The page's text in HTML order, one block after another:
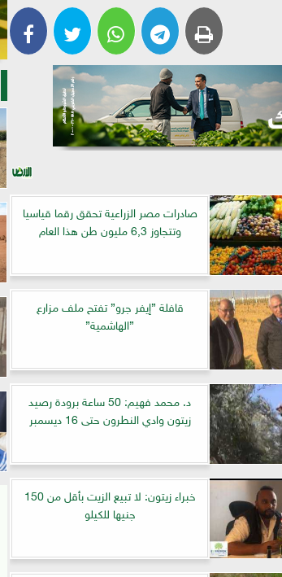
صادرات مصر الزراعية تحقق رقما قياسيا
وتتجاوز 6,3 مليون طن هذا العام
قافلة ”إيفر جرو” تفتح ملف مزارع
”الهاشمية”
د. محمد فهيم: 50 ساعة برودة رصيد
زيتون وادي النطرون حتى 16 ديسمبر
خبراء زيتون: لا تبيع الزيت بأقل من 150
جنيها للكيلو